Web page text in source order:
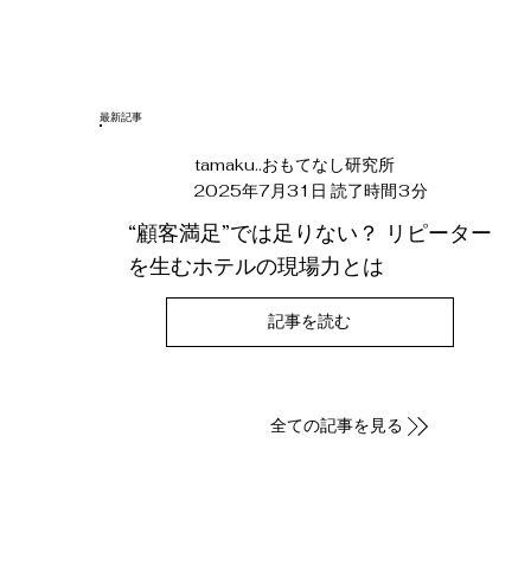
​最新記事
tamaku..おもてなし研究所
2025年7月31日 読了時間3分
“顧客満足”では足りない？ リピーター
を生むホテルの現場力とは
記事を読む
全ての記事を見る